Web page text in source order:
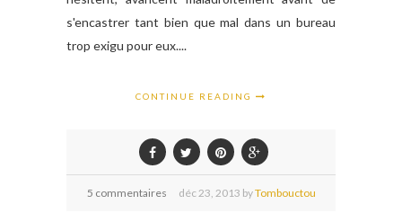
s'encastrer tant bien que mal dans un bureau
trop exigu pour eux....
CONTINUE READING
5 commentaires déc23, 2013 byTombouctou